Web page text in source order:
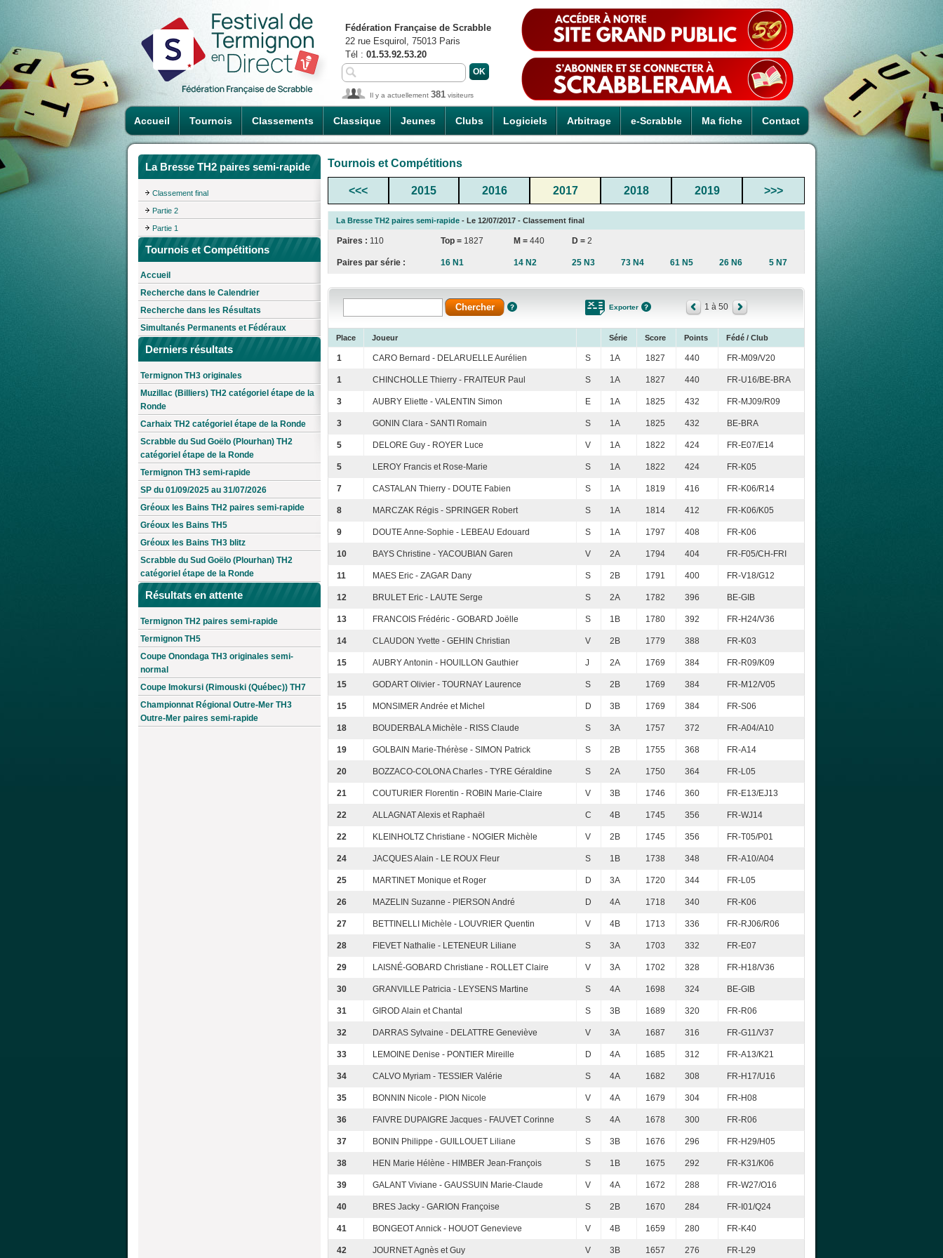
Accueil Tournois Classements Classique Jeunes Clubs Logiciels Arbitrage e-Scrabble Ma fiche Contact
Fédération Française de Scrabble
22 rue Esquirol, 75013 Paris
Tél : 01.53.92.53.20
Il y a actuellement 381 visiteurs
La Bresse TH2 paires semi-rapide
Classement final
Partie 2
Partie 1
Tournois et Compétitions
Accueil
Recherche dans le Calendrier
Recherche dans les Résultats
Simultanés Permanents et Fédéraux
Derniers résultats
Termignon TH3 originales
Muzillac (Billiers) TH2 catégoriel étape de la
Ronde
Carhaix TH2 catégoriel étape de la Ronde
Scrabble du Sud Goëlo (Plourhan) TH2
catégoriel étape de la Ronde
Termignon TH3 semi-rapide
SP du 01/09/2025 au 31/07/2026
Gréoux les Bains TH2 paires semi-rapide
Gréoux les Bains TH5
Gréoux les Bains TH3 blitz
Scrabble du Sud Goëlo (Plourhan) TH2
catégoriel étape de la Ronde
Résultats en attente
Termignon TH2 paires semi-rapide
Termignon TH5
Coupe Onondaga TH3 originales semi-
normal
Coupe Imokursi (Rimouski (Québec)) TH7
Championnat Régional Outre-Mer TH3
Outre-Mer paires semi-rapide
Tournois et Compétitions
<<< 2015 2016 2017 2018 2019 >>>
La Bresse TH2 paires semi-rapide - Le 12/07/2017 - Classement final
Paires : 110 Top = 1827 M = 440 D = 2
Paires par série : 16 N1 14 N2 25 N3 73 N4 61 N5 26 N6 5 N7
Exporter 1 à 50
Place Joueur Série Score Points Fédé / Club
1 CARO Bernard - DELARUELLE Aurélien S 1A 1827 440 FR-M09/V20
1 CHINCHOLLE Thierry - FRAITEUR Paul S 1A 1827 440 FR-U16/BE-BRA
3 AUBRY Eliette - VALENTIN Simon E 1A 1825 432 FR-MJ09/R09
3 GONIN Clara - SANTI Romain S 1A 1825 432 BE-BRA
5 DELORE Guy - ROYER Luce V 1A 1822 424 FR-E07/E14
5 LEROY Francis et Rose-Marie S 1A 1822 424 FR-K05
7 CASTALAN Thierry - DOUTE Fabien S 1A 1819 416 FR-K06/R14
8 MARCZAK Régis - SPRINGER Robert S 1A 1814 412 FR-K06/K05
9 DOUTE Anne-Sophie - LEBEAU Edouard S 1A 1797 408 FR-K06
10 BAYS Christine - YACOUBIAN Garen V 2A 1794 404 FR-F05/CH-FRI
11 MAES Eric - ZAGAR Dany S 2B 1791 400 FR-V18/G12
12 BRULET Eric - LAUTE Serge S 2A 1782 396 BE-GIB
13 FRANCOIS Frédéric - GOBARD Joëlle S 1B 1780 392 FR-H24/V36
14 CLAUDON Yvette - GEHIN Christian V 2B 1779 388 FR-K03
15 AUBRY Antonin - HOUILLON Gauthier J 2A 1769 384 FR-R09/K09
15 GODART Olivier - TOURNAY Laurence S 2B 1769 384 FR-M12/V05
15 MONSIMER Andrée et Michel D 3B 1769 384 FR-S06
18 BOUDERBALA Michèle - RISS Claude S 3A 1757 372 FR-A04/A10
19 GOLBAIN Marie-Thérèse - SIMON Patrick S 2B 1755 368 FR-A14
20 BOZZACO-COLONA Charles - TYRE Géraldine S 2A 1750 364 FR-L05
21 COUTURIER Florentin - ROBIN Marie-Claire V 3B 1746 360 FR-E13/EJ13
22 ALLAGNAT Alexis et Raphaël C 4B 1745 356 FR-WJ14
22 KLEINHOLTZ Christiane - NOGIER Michèle V 2B 1745 356 FR-T05/P01
24 JACQUES Alain - LE ROUX Fleur S 1B 1738 348 FR-A10/A04
25 MARTINET Monique et Roger D 3A 1720 344 FR-L05
26 MAZELIN Suzanne - PIERSON André D 4A 1718 340 FR-K06
27 BETTINELLI Michèle - LOUVRIER Quentin V 4B 1713 336 FR-RJ06/R06
28 FIEVET Nathalie - LETENEUR Liliane S 3A 1703 332 FR-E07
29 LAISNÉ-GOBARD Christiane - ROLLET Claire V 3A 1702 328 FR-H18/V36
30 GRANVILLE Patricia - LEYSENS Martine S 4A 1698 324 BE-GIB
31 GIROD Alain et Chantal S 3B 1689 320 FR-R06
32 DARRAS Sylvaine - DELATTRE Geneviève V 3A 1687 316 FR-G11/V37
33 LEMOINE Denise - PONTIER Mireille D 4A 1685 312 FR-A13/K21
34 CALVO Myriam - TESSIER Valérie S 4A 1682 308 FR-H17/U16
35 BONNIN Nicole - PION Nicole V 4A 1679 304 FR-H08
36 FAIVRE DUPAIGRE Jacques - FAUVET Corinne S 4A 1678 300 FR-R06
37 BONIN Philippe - GUILLOUET Liliane S 3B 1676 296 FR-H29/H05
38 HEN Marie Hélène - HIMBER Jean-François S 1B 1675 292 FR-K31/K06
39 GALANT Viviane - GAUSSUIN Marie-Claude V 4A 1672 288 FR-W27/O16
40 BRES Jacky - GARION Françoise S 2B 1670 284 FR-I01/Q24
41 BONGEOT Annick - HOUOT Genevieve V 4B 1659 280 FR-K40
42 JOURNET Agnès et Guy V 3B 1657 276 FR-L29